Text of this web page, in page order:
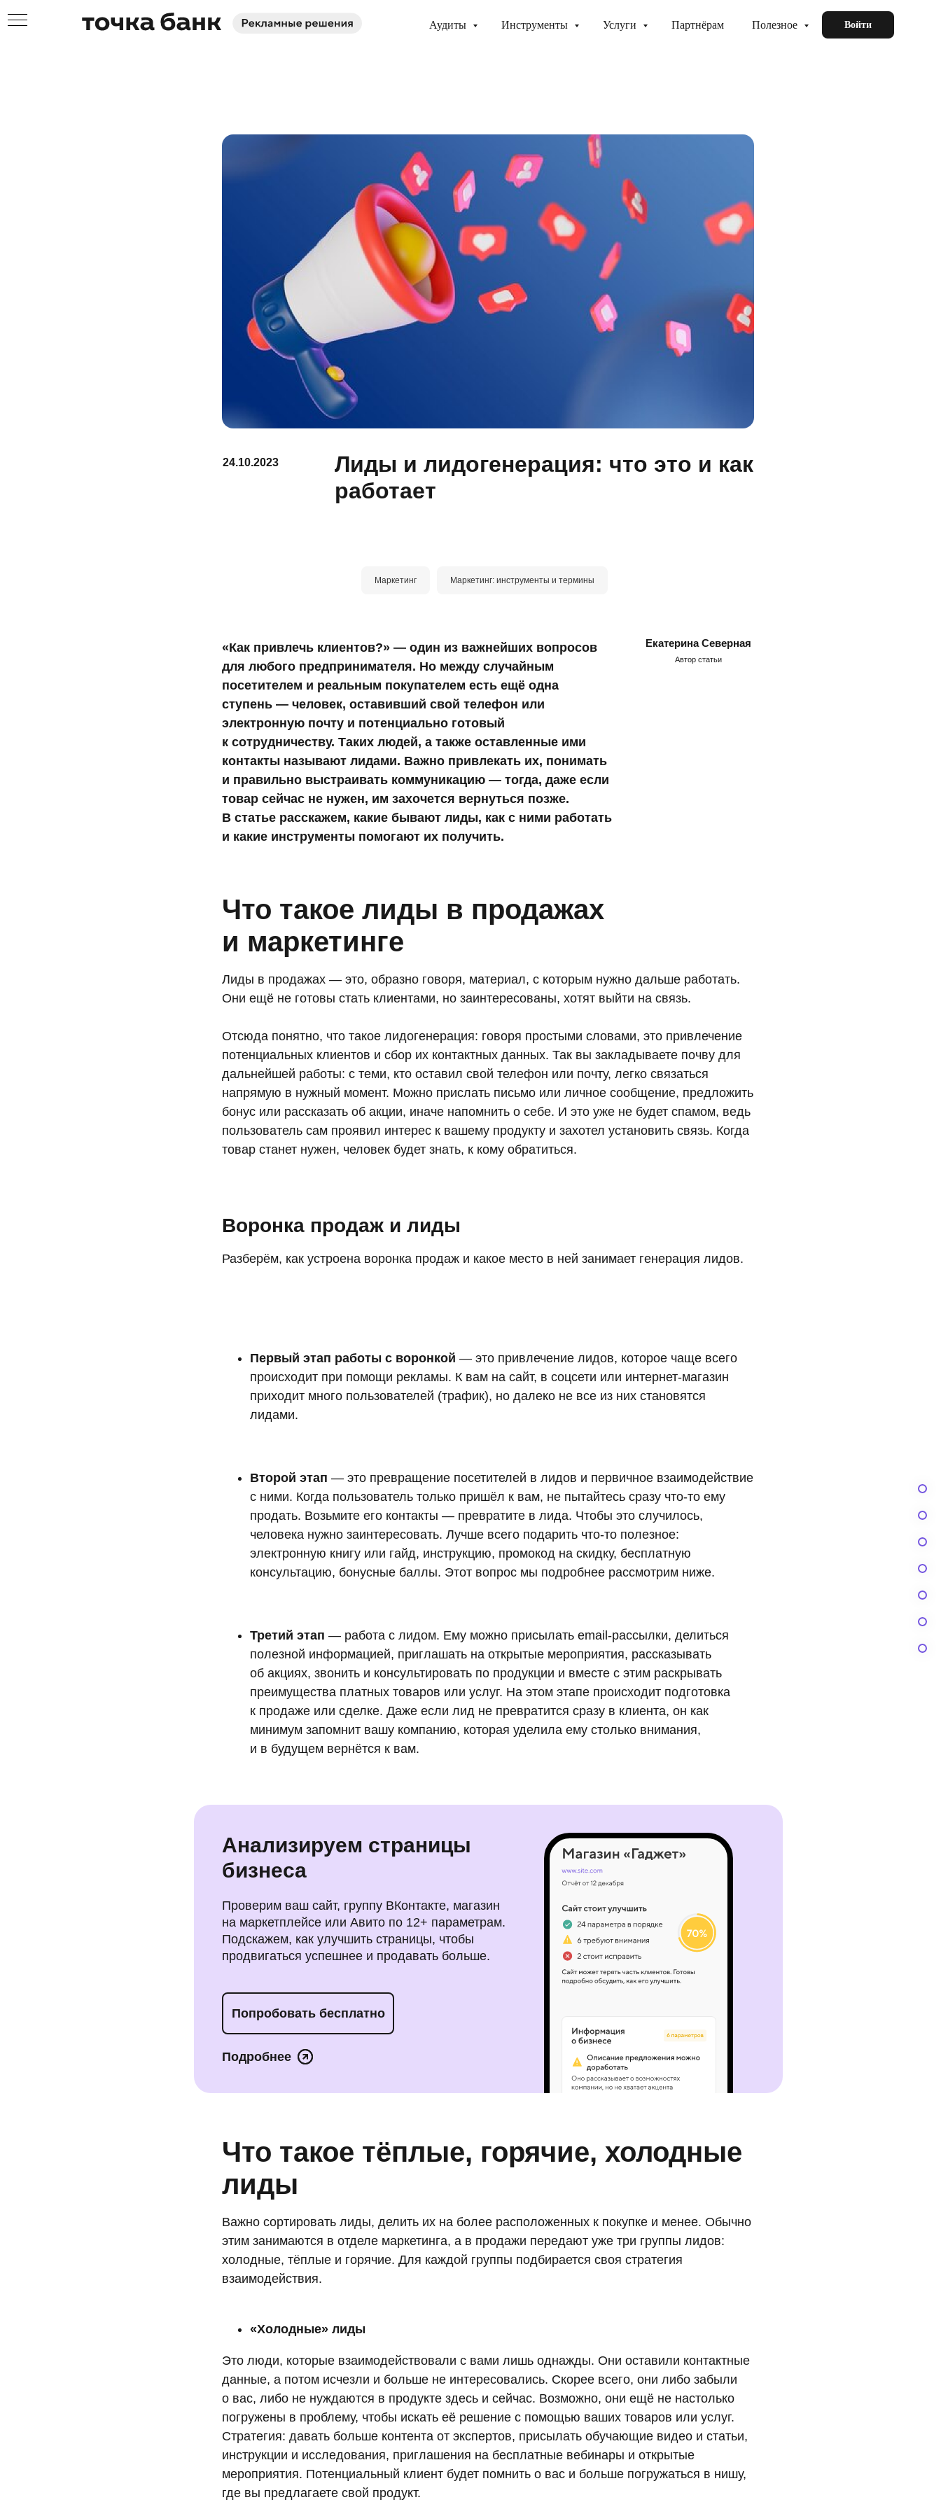
Аудиты Инструменты Услуги Партнёрам Полезное Войти
Лиды и лидогенерация: что это и как
работает
24.10.2023
Маркетинг Маркетинг: инструменты и термины
«Как привлечь клиентов?» — один из важнейших вопросов
для любого предпринимателя. Но между случайным
посетителем и реальным покупателем есть ещё одна
ступень — человек, оставивший свой телефон или
электронную почту и потенциально готовый
к сотрудничеству. Таких людей, а также оставленные ими
контакты называют лидами. Важно привлекать их, понимать
и правильно выстраивать коммуникацию — тогда, даже если
товар сейчас не нужен, им захочется вернуться позже.
В статье расскажем, какие бывают лиды, как с ними работать
и какие инструменты помогают их получить.
Екатерина Северная
Автор статьи
Что такое лиды в продажах
и маркетинге
Лиды в продажах — это, образно говоря, материал, с которым нужно дальше работать.
Они ещё не готовы стать клиентами, но заинтересованы, хотят выйти на связь.
Отсюда понятно, что такое лидогенерация: говоря простыми словами, это привлечение
потенциальных клиентов и сбор их контактных данных. Так вы закладываете почву для
дальнейшей работы: с теми, кто оставил свой телефон или почту, легко связаться
напрямую в нужный момент. Можно прислать письмо или личное сообщение, предложить
бонус или рассказать об акции, иначе напомнить о себе. И это уже не будет спамом, ведь
пользователь сам проявил интерес к вашему продукту и захотел установить связь. Когда
товар станет нужен, человек будет знать, к кому обратиться.
Воронка продаж и лиды
Разберём, как устроена воронка продаж и какое место в ней занимает генерация лидов.
Первый этап работы с воронкой — это привлечение лидов, которое чаще всего
происходит при помощи рекламы. К вам на сайт, в соцсети или интернет-магазин
приходит много пользователей (трафик), но далеко не все из них становятся
лидами.
Второй этап — это превращение посетителей в лидов и первичное взаимодействие
с ними. Когда пользователь только пришёл к вам, не пытайтесь сразу что-то ему
продать. Возьмите его контакты — превратите в лида. Чтобы это случилось,
человека нужно заинтересовать. Лучше всего подарить что-то полезное:
электронную книгу или гайд, инструкцию, промокод на скидку, бесплатную
консультацию, бонусные баллы. Этот вопрос мы подробнее рассмотрим ниже.
Третий этап — работа с лидом. Ему можно присылать email-рассылки, делиться
полезной информацией, приглашать на открытые мероприятия, рассказывать
об акциях, звонить и консультировать по продукции и вместе с этим раскрывать
преимущества платных товаров или услуг. На этом этапе происходит подготовка
к продаже или сделке. Даже если лид не превратится сразу в клиента, он как
минимум запомнит вашу компанию, которая уделила ему столько внимания,
и в будущем вернётся к вам.
Анализируем страницы
бизнеса
Проверим ваш сайт, группу ВКонтакте, магазин
на маркетплейсе или Авито по 12+ параметрам.
Подскажем, как улучшить страницы, чтобы
продвигаться успешнее и продавать больше.
Попробовать бесплатно
Подробнее
Что такое тёплые, горячие, холодные
лиды
Важно сортировать лиды, делить их на более расположенных к покупке и менее. Обычно
этим занимаются в отделе маркетинга, а в продажи передают уже три группы лидов:
холодные, тёплые и горячие. Для каждой группы подбирается своя стратегия
взаимодействия.
«Холодные» лиды
Это люди, которые взаимодействовали с вами лишь однажды. Они оставили контактные
данные, а потом исчезли и больше не интересовались. Скорее всего, они либо забыли
о вас, либо не нуждаются в продукте здесь и сейчас. Возможно, они ещё не настолько
погружены в проблему, чтобы искать её решение с помощью ваших товаров или услуг.
Стратегия: давать больше контента от экспертов, присылать обучающие видео и статьи,
инструкции и исследования, приглашения на бесплатные вебинары и открытые
мероприятия. Потенциальный клиент будет помнить о вас и больше погружаться в нишу,
где вы предлагаете свой продукт.